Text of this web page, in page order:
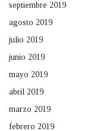
septiembre 2019
agosto 2019
julio 2019
junio 2019
mayo 2019
abril 2019
marzo 2019
febrero 2019